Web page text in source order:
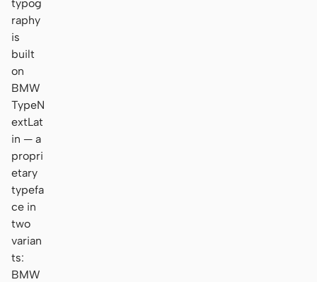
typog
raphy
is
built
on
BMW
TypeN
extLat
in — a
propri
etary
typefa
ce in
two
varian
ts:
BMW